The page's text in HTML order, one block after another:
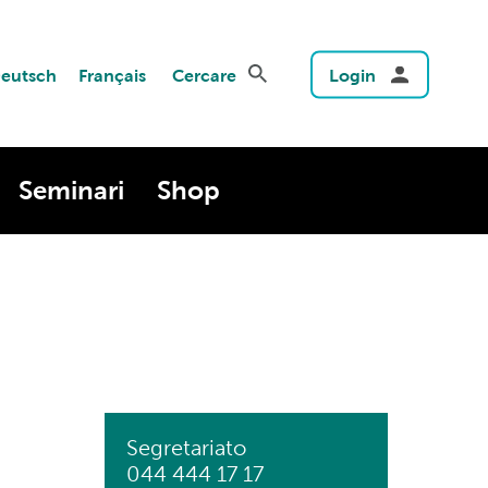
Français Cercare Login
Seminari Shop
Segretariato
044 444 17 17